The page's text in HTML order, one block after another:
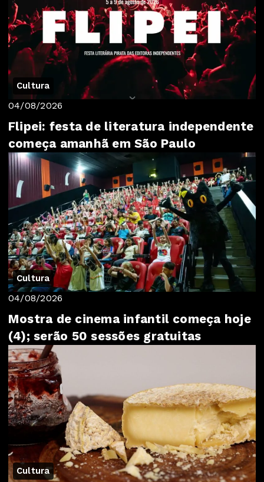
Cultura
04/08/2026
Flipei: festa de literatura independente
começa amanhã em São Paulo
Cultura
04/08/2026
Mostra de cinema infantil começa hoje
(4); serão 50 sessões gratuitas
Cultura